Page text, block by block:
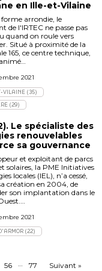
en Ille-et-Vilaine
forme arrondie, le
de l'IRTEC ne passe pas
quand on roule vers
Situé à proximité de la
165, ce centre technique,
2021
VILAINE (35)
(29)
Le spécialiste des
renouvelables
sa gouvernance
et exploitant de parcs
solaires, la PME Initiatives
locales (IEL), n’a cessé,
création en 2004, de
son implantation dans le
2021
(22)
56 … 77 Suivant »